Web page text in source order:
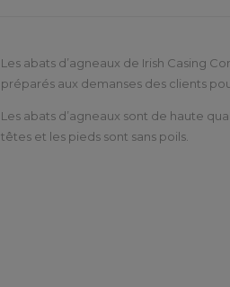
Les abats d’agneaux de Irish Casing
préparés aux demanses des clients
Les abats d’agneaux sont de haute
têtes et les pieds sont sans poils.